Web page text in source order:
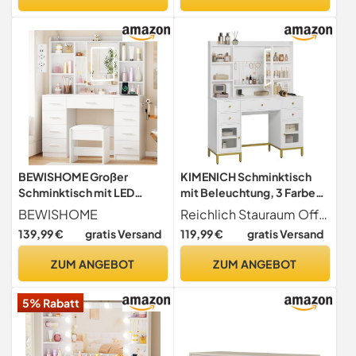
BEWISHOME Großer
Schminktisch mit LED
Beleuchtung und
Steckdosen Weiß
BEWISHOME
139,99 € gratis Versand
ZUM ANGEBOT
KIMENICH Schminktisch
mit Beleuchtung, 3 Farben,
Einstellbare Helligkeit,
Kosmetiktisch mit
Steckdosen,
Frisiertisch mit 5
Fächer, Verstellbare
Reichlich Stauraum Offene Fächer bieten genug Platz für Lippenstift, Lidschatten, Nagellack, Parfüm und Hautpflegeprodukte; in den 4 kleinen Schubladen und der großen Schublade können Kosmetika und Accessoires verstaut werden; in den 2 Schränken mit Glastüren können Sie Utensilien wie Haartrockner und Lockenstab staubdicht aufbewahren. Bei diesem Schminktisch bleibt alles an seinem Platz
119,99 € gratis Versand
ZUM ANGEBOT
5% Rabatt